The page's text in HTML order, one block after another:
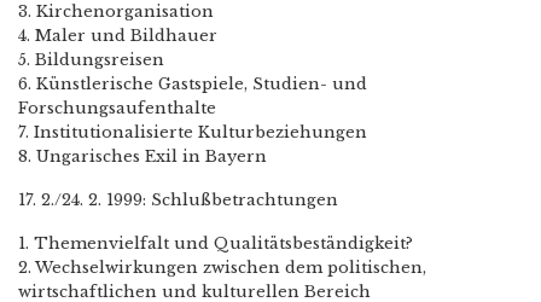
3. Kirchenorganisation
4. Maler und Bildhauer
5. Bildungsreisen
6. Künstlerische Gastspiele, Studien- und
Forschungsaufenthalte
7. Institutionalisierte Kulturbeziehungen
8. Ungarisches Exil in Bayern
17. 2./24. 2. 1999: Schlußbetrachtungen
1. Themenvielfalt und Qualitätsbeständigkeit?
2. Wechselwirkungen zwischen dem politischen,
wirtschaftlichen und kulturellen Bereich